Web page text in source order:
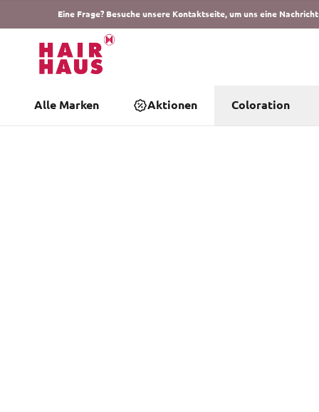
Eine Frage? Besuche unsere Kontaktseite, um uns eine
Alle Marken Aktionen Coloration